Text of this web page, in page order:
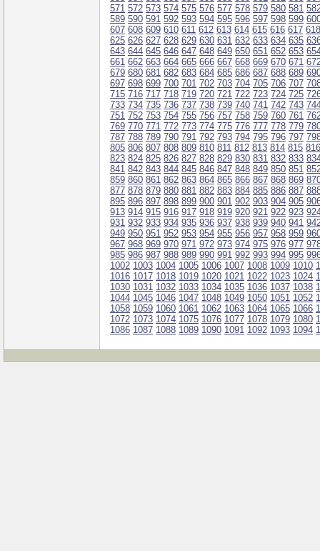
571 572 573 574 575 576 577 578 579 580 581
589 590 591 592 593 594 595 596 597 598 599
607 608 609 610 611 612 613 614 615 616 617 618
625 626 627 628 629 630 631 632 633 634 635
643 644 645 646 647 648 649 650 651 652 653
661 662 663 664 665 666 667 668 669 670 671
679 680 681 682 683 684 685 686 687 688 689
697 698 699 700 701 702 703 704 705 706 707
715 716 717 718 719 720 721 722 723 724 725
733 734 735 736 737 738 739 740 741 742 743
751 752 753 754 755 756 757 758 759 760 761
769 770 771 772 773 774 775 776 777 778 779
787 788 789 790 791 792 793 794 795 796 797
805 806 807 808 809 810 811 812 813 814 815 816
823 824 825 826 827 828 829 830 831 832 833
841 842 843 844 845 846 847 848 849 850 851
859 860 861 862 863 864 865 866 867 868 869
877 878 879 880 881 882 883 884 885 886 887
895 896 897 898 899 900 901 902 903 904 905
913 914 915 916 917 918 919 920 921 922 923
931 932 933 934 935 936 937 938 939 940 941
949 950 951 952 953 954 955 956 957 958 959
967 968 969 970 971 972 973 974 975 976 977
985 986 987 988 989 990 991 992 993 994 995
1002 1003 1004 1005 1006 1007 1008 1009 1010
1016 1017 1018 1019 1020 1021 1022 1023 1024
1030 1031 1032 1033 1034 1035 1036 1037 1038
1044 1045 1046 1047 1048 1049 1050 1051 1052
1058 1059 1060 1061 1062 1063 1064 1065 1066
1072 1073 1074 1075 1076 1077 1078 1079 1080
1086 1087 1088 1089 1090 1091 1092 1093 1094